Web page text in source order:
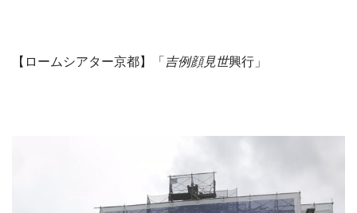
【ロームシアター京都】「 吉例顔見世興行」